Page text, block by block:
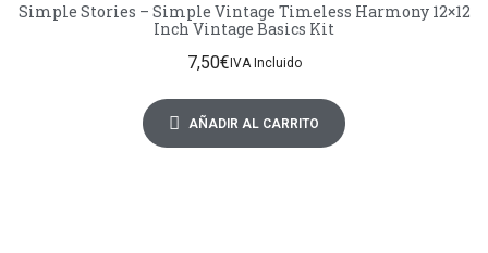
Simple Stories – Simple Vintage Timeless Harmony 12×12
Inch Vintage Basics Kit
7,50€IVA Incluido
AÑADIR AL CARRITO